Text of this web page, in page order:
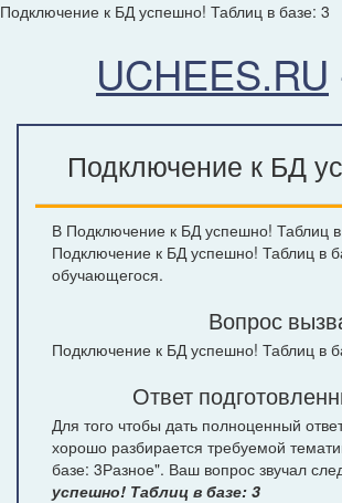
Подключение к БД успешно! Таблиц в базе: 3
UCHEES.RU
Подключение к БД
В Подключение к БД успешно! Таблиц
Подключение к БД успешно! Таблиц в
обучающегося.
Вопрос
Подключение к БД успешно! Таблиц в
Ответ
Для того чтобы дать полноценный
хорошо разбирается требуемой
базе: 3Разное". Ваш вопрос звучал
успешно! Таблиц в базе: 3